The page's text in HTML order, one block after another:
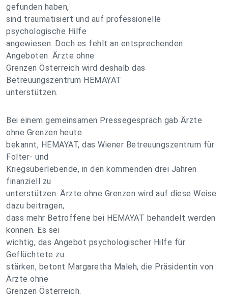
gefunden haben,
sind traumatisiert und auf professionelle
psychologische Hilfe
angewiesen. Doch es fehlt an entsprechenden
Angeboten. Ärzte ohne
Grenzen Österreich wird deshalb das
Betreuungszentrum HEMAYAT
unterstützen.
Bei einem gemeinsamen Pressegespräch gab Ärzte
ohne Grenzen heute
bekannt, HEMAYAT, das Wiener Betreuungszentrum für
Folter- und
Kriegsüberlebende, in den kommenden drei Jahren
finanziell zu
unterstützen. Ärzte ohne Grenzen wird auf diese Weise
dazu beitragen,
dass mehr Betroffene bei HEMAYAT behandelt werden
können. Es sei
wichtig, das Angebot psychologischer Hilfe für
Geflüchtete zu
stärken, betont Margaretha Maleh, die Präsidentin von
Ärzte ohne
Grenzen Österreich.